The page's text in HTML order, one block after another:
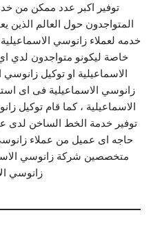
توفير اكبر عدد ممكن من
المتواجدون حول العالم
خدمه لعملاء زانوسي
خاصة ليكونو متواجدون لدي
الاسماعيلية او توكيل
زانوسي الاسماعيلية فى اى
الاسماعيلية ، كما قام توكيل
توفير خدمة الخط الساخن لدى
حاجه اى عميل من عملاء
متخصصين شركة زانوسي
زانوسي